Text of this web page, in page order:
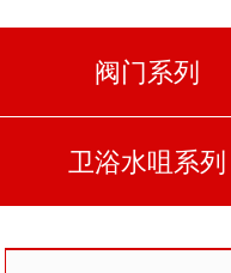
阀门系列
卫浴水咀系列